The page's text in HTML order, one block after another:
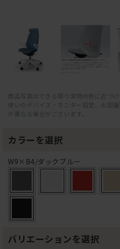
商品写真はできる限り実物の色に近づ
使いのデバイス・モニター設定、お部
が異なる場合がございます。
カラーを選択
W9×B4/ダックブルー
バリエーションを選択